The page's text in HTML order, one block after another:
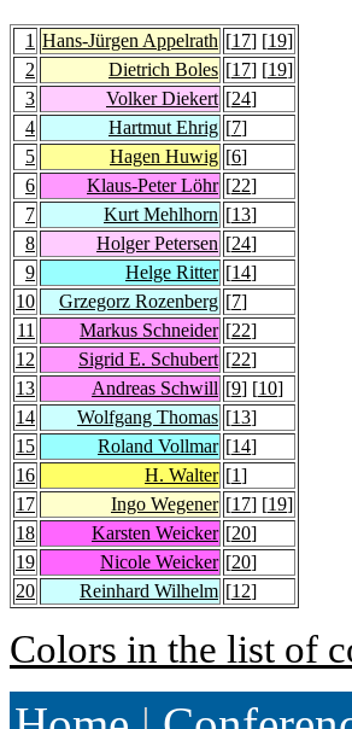
1 Hans-Jürgen Appelrath [17] [19]
2
Dietrich Boles [17] [19]
3
Volker Diekert [24]
4
Hartmut Ehrig [7]
5
Hagen Huwig [6]
6
Klaus-Peter Löhr [22]
7
Kurt Mehlhorn [13]
8
Holger Petersen [24]
9
Helge Ritter [14]
10
Grzegorz Rozenberg [7]
11
Markus Schneider [22]
12
Sigrid E. Schubert [22]
13
Andreas Schwill [9] [10]
14
Wolfgang Thomas [13]
15
Roland Vollmar [14]
16
H. Walter [1]
17
Ingo Wegener [17] [19]
18
Karsten Weicker [20]
19
Nicole Weicker [20]
20
Reinhard Wilhelm [12]
Colors in the list of